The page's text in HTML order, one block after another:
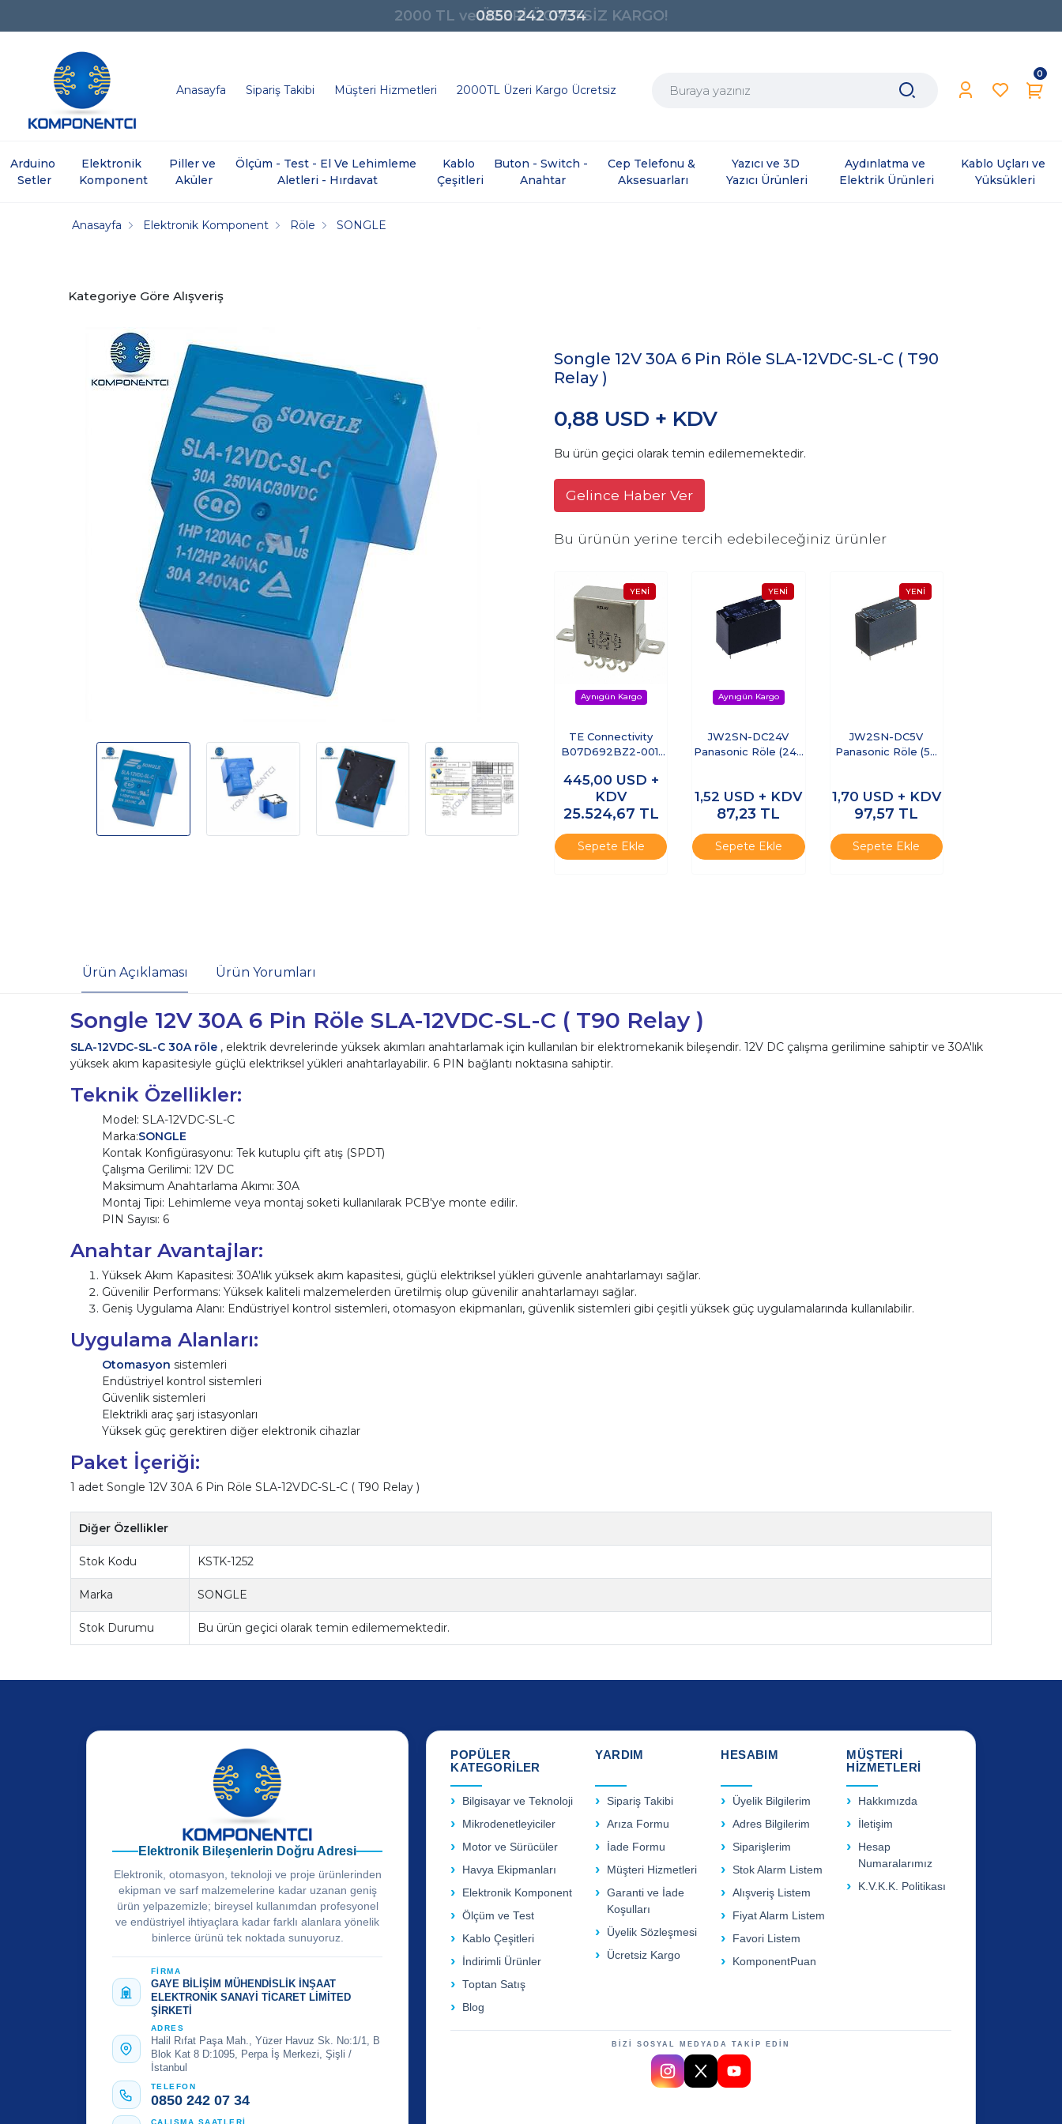
0850 242 0734
Anasayfa Sipariş Takibi Müşteri Hizmetleri 2000TL Üzeri Kargo Ücretsiz
0
Arduino
Setler
Elektronik
Komponent
Piller ve
Aküler
Ölçüm - Test - El Ve Lehimleme
Aletleri - Hırdavat
Kablo
Çeşitleri
Buton - Switch -
Anahtar
Cep Telefonu &
Aksesuarları
Yazıcı ve 3D
Yazıcı Ürünleri
Aydınlatma ve
Elektrik Ürünleri
Kablo Uçları ve
Yüksükleri
Anasayfa Elektronik Komponent Röle SONGLE
Kategoriye Göre Alışveriş
Songle 12V 30A 6 Pin Röle SLA-12VDC-SL-C ( T90
Relay )
0,88 USD + KDV
Bu ürün geçici olarak temin edilememektedir.
Gelince Haber Ver
Bu ürünün yerine tercih edebileceğiniz ürünler
TE Connectivity
B07D692BZ2-0011
Genel Amaçlı Güç
Rölesi
445,00 USD +
KDV
25.524,67 TL
Sepete Ekle
JW2SN-DC24V
Panasonic Röle (24V
1,52 USD + KDV
87,23 TL
Sepete Ekle
JW2SN-DC5V
Panasonic Röle (5V
1,70 USD + KDV
97,57 TL
Sepete Ekle
Ürün Açıklaması Ürün Yorumları
Songle 12V 30A 6 Pin Röle SLA-12VDC-SL-C ( T90 Relay )
SLA-12VDC-SL-C 30A röle, elektrik devrelerinde yüksek akımları anahtarlamak için kullanılan bir elektromekanik bileşendir. 12V DC çalışma gerilimine sahiptir ve 30A'lık
yüksek akım kapasitesiyle güçlü elektriksel yükleri anahtarlayabilir. 6 PIN bağlantı noktasına sahiptir.
Teknik Özellikler:
Model: SLA-12VDC-SL-C
Marka:SONGLE
Kontak Konfigürasyonu: Tek kutuplu çift atış (SPDT)
Çalışma Gerilimi: 12V DC
Maksimum Anahtarlama Akımı: 30A
Montaj Tipi: Lehimleme veya montaj soketi kullanılarak PCB'ye monte edilir.
PIN Sayısı: 6
Anahtar Avantajlar:
Yüksek Akım Kapasitesi: 30A'lık yüksek akım kapasitesi, güçlü elektriksel yükleri güvenle anahtarlamayı sağlar.
Güvenilir Performans: Yüksek kaliteli malzemelerden üretilmiş olup güvenilir anahtarlamayı sağlar.
Geniş Uygulama Alanı: Endüstriyel kontrol sistemleri, otomasyon ekipmanları, güvenlik sistemleri gibi çeşitli yüksek güç uygulamalarında kullanılabilir.
Uygulama Alanları:
Otomasyon sistemleri
Endüstriyel kontrol sistemleri
Güvenlik sistemleri
Elektrikli araç şarj istasyonları
Yüksek güç gerektiren diğer elektronik cihazlar
Paket İçeriği:
1 adet Songle 12V 30A 6 Pin Röle SLA-12VDC-SL-C ( T90 Relay )
Diğer Özellikler
Stok Kodu KSTK-1252
Marka SONGLE
Stok Durumu Bu ürün geçici olarak temin edilememektedir.
Elektronik Bileşenlerin Doğru Adresi
Elektronik, otomasyon, teknoloji ve proje ürünlerinden
ekipman ve sarf malzemelerine kadar uzanan geniş
ürün yelpazemizle; bireysel kullanımdan profesyonel
ve endüstriyel ihtiyaçlara kadar farklı alanlara yönelik
binlerce ürünü tek noktada sunuyoruz.
FİRMA
GAYE BİLİŞİM MÜHENDİSLİK İNŞAAT
ELEKTRONİK SANAYİ TİCARET LİMİTED
ŞİRKETİ
ADRES
Halil Rıfat Paşa Mah., Yüzer Havuz Sk. No:1/1, B
Blok Kat 8 D:1095, Perpa İş Merkezi, Şişli /
İstanbul
TELEFON
0850 242 07 34
POPÜLER
KATEGORİLER
Bilgisayar ve Teknoloji
Mikrodenetleyiciler
Motor ve Sürücüler
Havya Ekipmanları
Elektronik Komponent
Ölçüm ve Test
Kablo Çeşitleri
İndirimli Ürünler
Toptan Satış
Blog
YARDIM
Sipariş Takibi
Arıza Formu
İade Formu
Müşteri Hizmetleri
Garanti ve İade
Koşulları
Üyelik Sözleşmesi
Ücretsiz Kargo
HESABIM
Üyelik Bilgilerim
Adres Bilgilerim
Siparişlerim
Stok Alarm Listem
Alışveriş Listem
Fiyat Alarm Listem
Favori Listem
KomponentPuan
MÜŞTERİ
HİZMETLERİ
Hakkımızda
İletişim
Hesap
Numaralarımız
K.V.K.K. Politikası
BİZİ SOSYAL MEDYADA TAKİP EDİN